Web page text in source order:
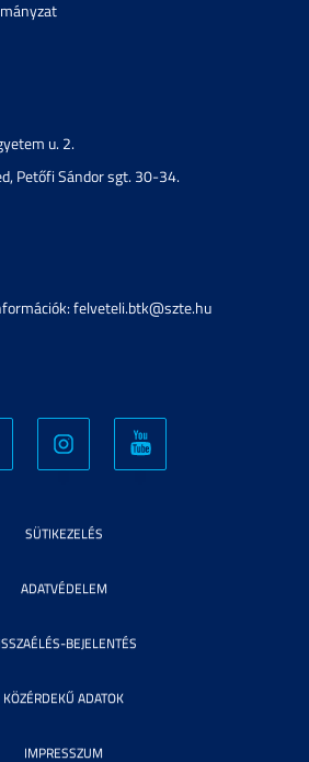
u. 2.
Petőfi Sándor sgt. 30-34.
felveteli.btk@szte.hu
SÜTIKEZELÉS
ADATVÉDELEM
BEJELENTÉS
KÖZÉRDEKŰ ADATOK
IMPRESSZUM